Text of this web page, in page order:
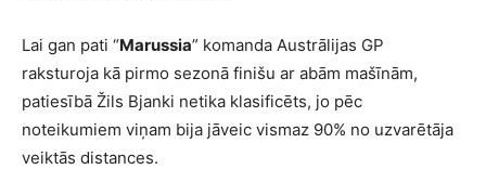
Lai gan pati “Marussia” komanda Austrālijas GP
raksturoja kā pirmo sezonā finišu ar abām mašīnām,
patiesībā Žils Bjanki netika klasificēts, jo pēc
noteikumiem viņam bija jāveic vismaz 90% no uzvarētāja
veiktās distances.